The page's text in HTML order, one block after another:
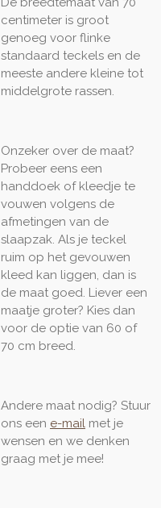
centimeter is groot
genoeg voor flinke
standaard teckels en de
meeste andere kleine tot
middelgrote rassen.
Onzeker over de maat?
Probeer eens een
handdoek of kleedje te
vouwen volgens de
afmetingen van de
slaapzak. Als je teckel
ruim op het gevouwen
kleed kan liggen, dan is
de maat goed. Liever een
maatje groter? Kies dan
voor de optie van 60 of
70 cm breed.
Andere maat nodig? Stuur
ons een e-mail met je
wensen en we denken
graag met je mee!